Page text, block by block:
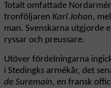
Totalt omfattade
tronföljaren Karl Johan,
man. Svenskarna utgjorde
ryssar och preussare.
Utöver fördelningarna
i Stedingks armékår, det
de Suremain, en fransk